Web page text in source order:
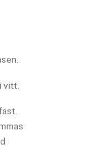
vitt.